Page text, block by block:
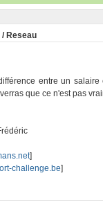
Reseau
entre un
que ce n'est pas
]
challenge.be]